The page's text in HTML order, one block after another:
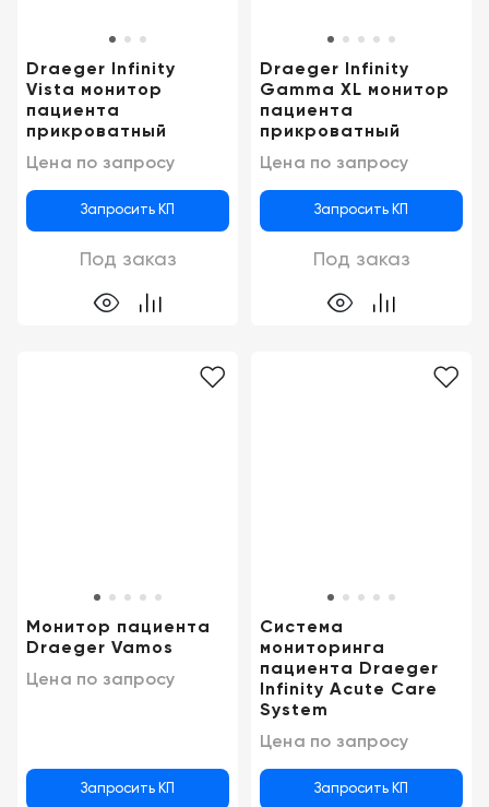
Draeger Infinity
Vista монитор
пациента
прикроватный
Цена по запросу
Запросить КП
Под заказ
Draeger Infinity
Gamma XL монитор
пациента
прикроватный
Цена по запросу
Запросить КП
Под заказ
Монитор пациента
Draeger Vamos
Цена по запросу
Запросить КП
Система
мониторинга
пациента Draeger
Infinity Acute Care
System
Цена по запросу
Запросить КП